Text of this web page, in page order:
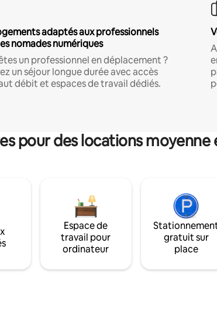
adaptés aux professionnels
nomades numériques
un professionnel en déplacement ?
un séjour longue durée avec accès
débit et espaces de travail dédiés.
pour des locations
Espace de
travail pour
ordinateur
gratuit sur
place